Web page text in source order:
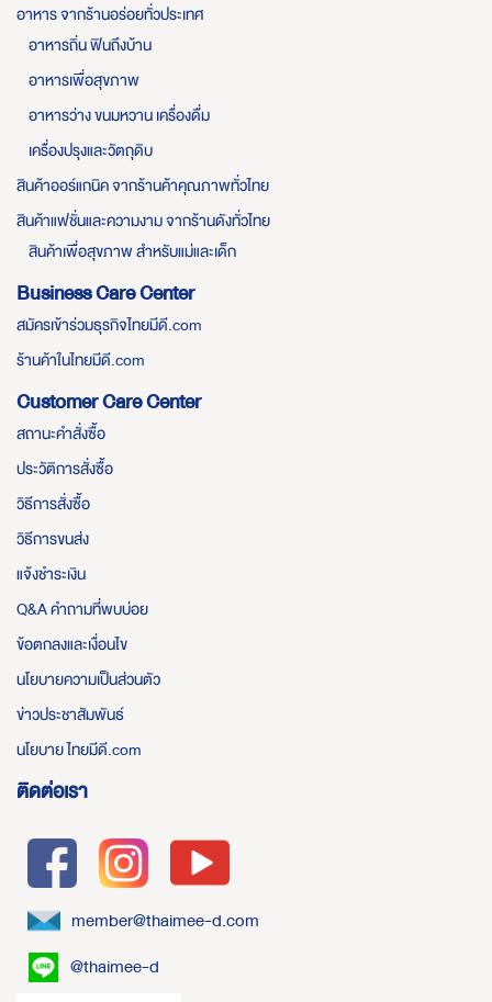
อาหาร จากร้านอร่อยทั่วประเทศ
อาหารถิ่น ฟินถึงบ้าน
อาหารเพื่อสุขภาพ
อาหารว่าง ขนมหวาน เครื่องดื่ม
เครื่องปรุงและวัตถุดิบ
สินค้าออร์แกนิค จากร้านค้าคุณภาพทั่วไทย
สินค้าแฟชั่นและความงาม จากร้านดังทั่วไทย
สินค้าเพื่อสุขภาพ สำหรับแม่และเด็ก
Business Care Center
สมัครเข้าร่วมธุรกิจไทยมีดี.com
ร้านค้าในไทยมีดี.com
Customer Care Center
สถานะคำสั่งซื้อ
ประวัติการสั่งซื้อ
วิธีการสั่งซื้อ
วิธีการขนส่ง
แจ้งชำระเงิน
Q&A คำถามที่พบบ่อย
ข้อตกลงและเงื่อนไข
นโยบายความเป็นส่วนตัว
ข่าวประชาสัมพันธ์
นโยบาย ไทยมีดี.com
ติดต่อเรา
member@thaimee-d.com
@thaimee-d